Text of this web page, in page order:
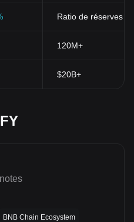
Ratio de réserves >
120M+
$20B+
BNB Chain Ecosystem